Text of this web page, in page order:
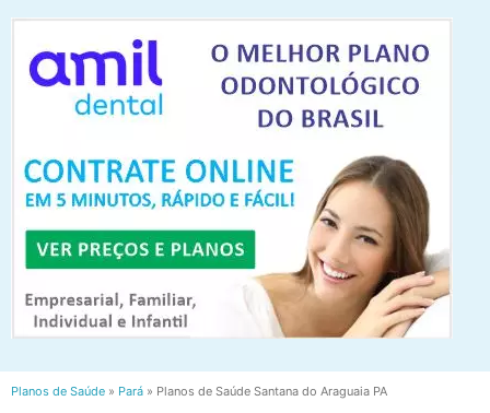
Planos de Saúde » Pará » Planos de Saúde Santana do Araguaia PA